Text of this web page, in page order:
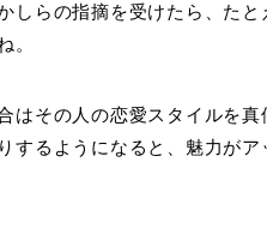
しらの指摘を受けたら、た
。
はその人の恋愛スタイルを
するようになると、魅力が